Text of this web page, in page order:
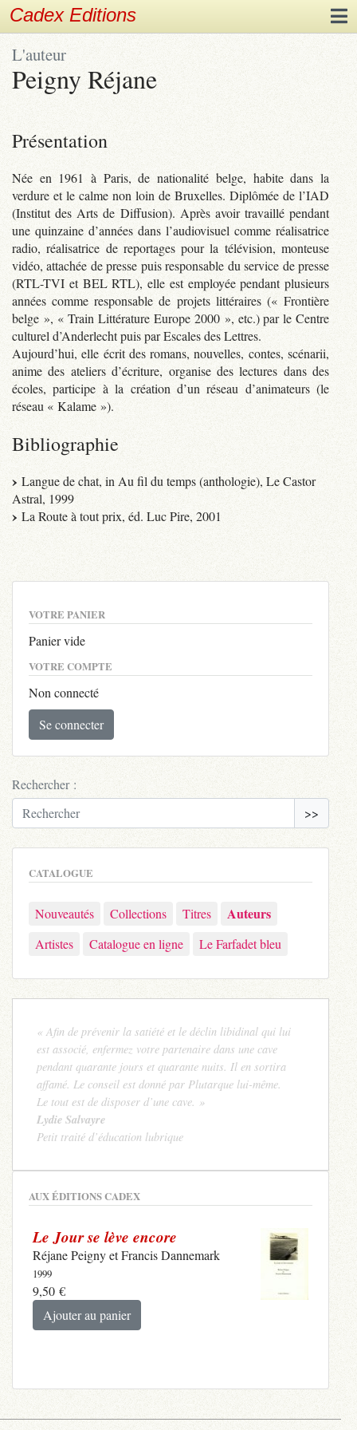
Cadex Editions
L'auteur
Peigny Réjane
Présentation
Née en 1961 à Paris, de nationalité belge, habite dans la
verdure et le calme non loin de Bruxelles. Diplômée de l’IAD
(Institut des Arts de Diffusion). Après avoir travaillé pendant
une quinzaine d’années dans l’audiovisuel comme réalisatrice
radio, réalisatrice de reportages pour la télévision, monteuse
vidéo, attachée de presse puis responsable du service de presse
(RTL-TVI et BEL RTL), elle est employée pendant plusieurs
années comme responsable de projets littéraires (« Frontière
belge », « Train Littérature Europe 2000 », etc.) par le Centre
culturel d’Anderlecht puis par Escales des Lettres.
Aujourd’hui, elle écrit des romans, nouvelles, contes, scénarii,
anime des ateliers d’écriture, organise des lectures dans des
écoles, participe à la création d’un réseau d’animateurs (le
réseau « Kalame »).
Bibliographie
Langue de chat, in Au fil du temps (anthologie), Le Castor
Astral, 1999
La Route à tout prix, éd. Luc Pire, 2001
VOTRE PANIER
Panier vide
VOTRE COMPTE
Non connecté
Se connecter
Rechercher :
>>
CATALOGUE
Nouveautés Collections Titres Auteurs
Artistes Catalogue en ligne Le Farfadet bleu
« Afin de prévenir la satiété et le déclin libidinal qui lui
est associé, enfermez votre partenaire dans une cave
pendant quarante jours et quarante nuits. Il en sortira
affamé. Le conseil est donné par Plutarque lui-même.
Le tout est de disposer d’une cave. »
Lydie Salvayre
Petit traité d’éducation lubrique
AUX ÉDITIONS CADEX
Le Jour se lève encore
Réjane Peigny et Francis Dannemark
1999
9,50 €
Ajouter au panier